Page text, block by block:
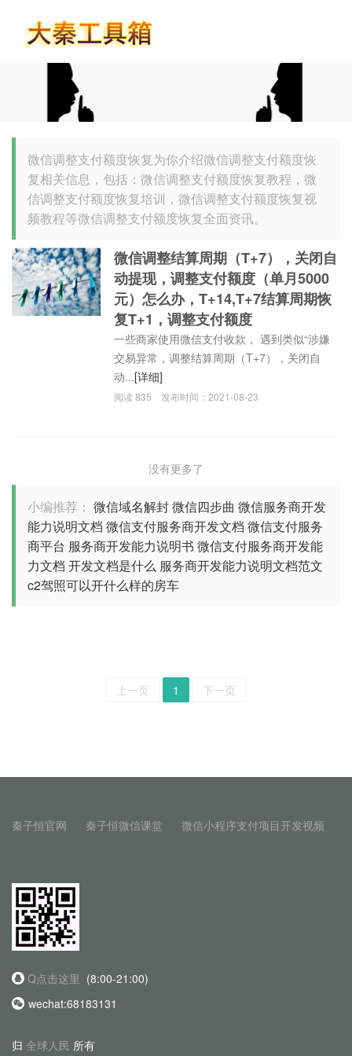
微信调整支付额度恢复为你介绍微信调整支付额度恢
复相关信息，包括：微信调整支付额度恢复教程，微
信调整支付额度恢复培训，微信调整支付额度恢复视
频教程等微信调整支付额度恢复全面资讯。
微信调整结算周期（T+7），关闭自
动提现，调整支付额度（单月5000
元）怎么办，T+14,T+7结算周期恢
复T+1，调整支付额度
一些商家使用微信支付收款， 遇到类似“涉嫌
交易异常，调整结算周期（T+7），关闭自
动...[详细]
阅读835 发布时间：2021-08-23
没有更多了
小编推荐： 微信域名解封微信四步曲 微信服务商开发
能力说明文档 微信支付服务商开发文档 微信支付服务
商平台 服务商开发能力说明书 微信支付服务商开发能
力文档 开发文档是什么 服务商开发能力说明文档范文
c2驾照可以开什么样的房车
上一页 1 下一页
秦子恒官网 秦子恒微信课堂 微信小程序支付项目开发视频
Q点击这里 (8:00-21:00)
wechat:68183131
归 全球人民 所有